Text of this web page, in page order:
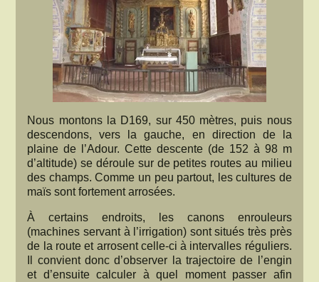
Nous montons la D169, sur 450 mètres, puis nous
descendons, vers la gauche, en direction de la
plaine de l’Adour. Cette descente (de 152 à 98 m
d’altitude) se déroule sur de petites routes au milieu
des champs. Comme un peu partout, les cultures de
maïs sont fortement arrosées.
À certains endroits, les canons enrouleurs
(machines servant à l’irrigation) sont situés très près
de la route et arrosent celle-ci à intervalles réguliers.
Il convient donc d’observer la trajectoire de l’engin
et d’ensuite calculer à quel moment passer afin